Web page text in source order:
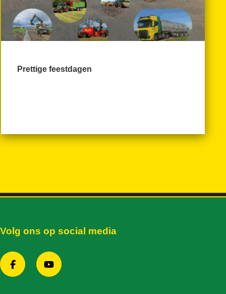
Prettige feestdagen
Volg ons op social media